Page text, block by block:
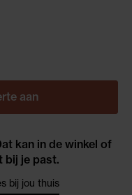
aan
kan in de winkel of
bij je past.
bij jou thuis